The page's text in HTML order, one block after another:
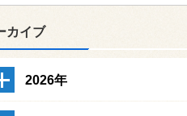
カイブ
2026年